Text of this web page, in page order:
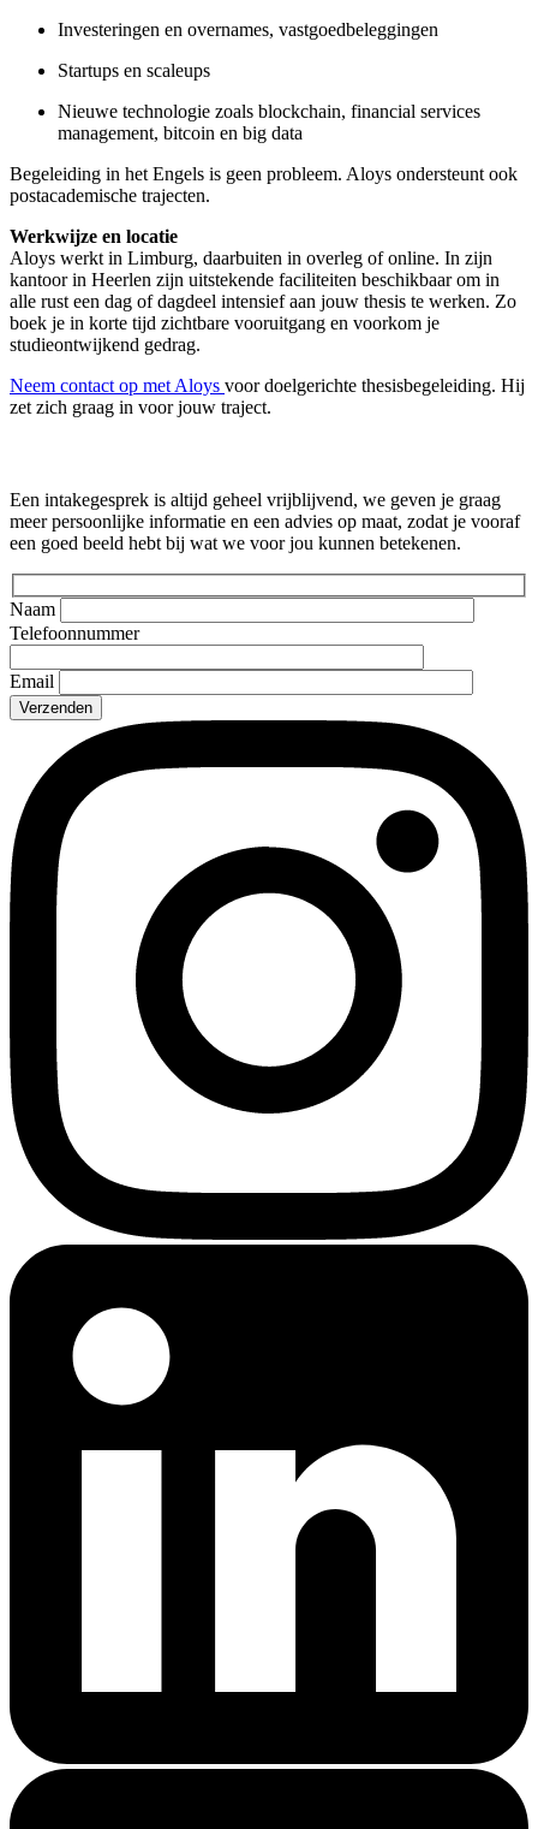
Investeringen en overnames, vastgoedbeleggingen
Startups en scaleups
Nieuwe technologie zoals blockchain, financial services
management, bitcoin en big data
Begeleiding in het Engels is geen probleem. Aloys ondersteunt ook
postacademische trajecten.
Werkwijze en locatie
Aloys werkt in Limburg, daarbuiten in overleg of online. In zijn
kantoor in Heerlen zijn uitstekende faciliteiten beschikbaar om in
alle rust een dag of dagdeel intensief aan jouw thesis te werken. Zo
boek je in korte tijd zichtbare vooruitgang en voorkom je
studieontwijkend gedrag.
Neem contact op met Aloys voor doelgerichte thesisbegeleiding. Hij
zet zich graag in voor jouw traject.
Een intakegesprek is altijd geheel vrijblijvend, we geven je graag
meer persoonlijke informatie en een advies op maat, zodat je vooraf
een goed beeld hebt bij wat we voor jou kunnen betekenen.
Naam
Telefoonnummer
Email